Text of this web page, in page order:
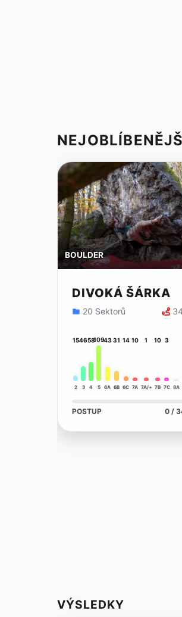
BOULDER
DIVOKÁ ŠÁRKA
20 Sektorů
15
2
46
3
58
4
109
5
43
6A
31
6B
14
6C
10
7A
1
7A/+
10
7B
3
7C 8A
POSTUP 0 /
VÝSLEDKY